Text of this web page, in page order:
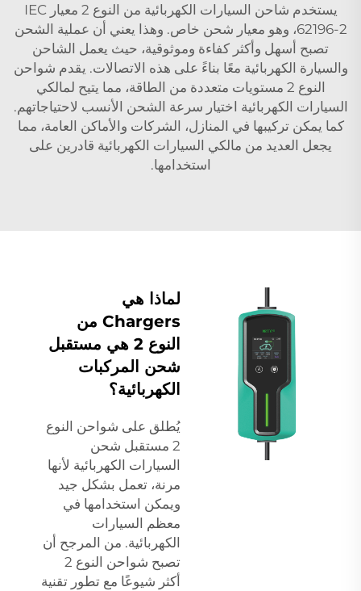
يستخدم شاحن السيارات الكهربائية من النوع 2 معيار IEC
62196-2، وهو معيار شحن خاص. وهذا يعني أن عملية الشحن
تصبح أسهل وأكثر كفاءة وموثوقية، حيث يعمل الشاحن
والسيارة الكهربائية معًا بناءً على هذه الاتصالات. يقدم شواحن
النوع 2 مستويات متعددة من الطاقة، مما يتيح لمالكي
السيارات الكهربائية اختيار سرعة الشحن الأنسب لاحتياجاتهم.
كما يمكن تركيبها في المنازل، الشركات والأماكن العامة، مما
يجعل العديد من مالكي السيارات الكهربائية قادرين على
استخدامها.
لماذا هي
Chargers من
النوع 2 هي مستقبل
شحن المركبات
الكهربائية؟
يُطلق على شواحن النوع
2 مستقبل شحن
السيارات الكهربائية لأنها
مرنة، تعمل بشكل جيد
ويمكن استخدامها في
معظم السيارات
الكهربائية. من المرجح أن
تصبح شواحن النوع 2
أكثر شيوعًا مع تطور تقنية